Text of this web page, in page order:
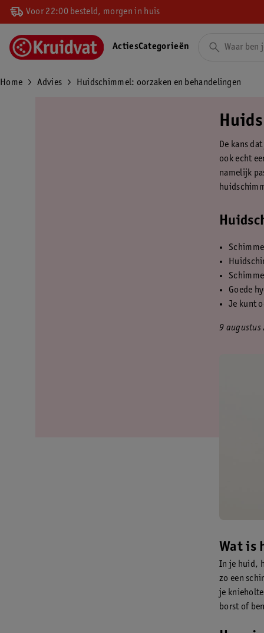
Voor 22:00 besteld, morgen in huis
ActiesCategorieën
Home Advies Huidschimmel: oorzaken en behandelingen
De kans
ook echt
namelijk
Goede
Je kunt
9 augustus
Wat is
In je huid,
zo een
je
borst of